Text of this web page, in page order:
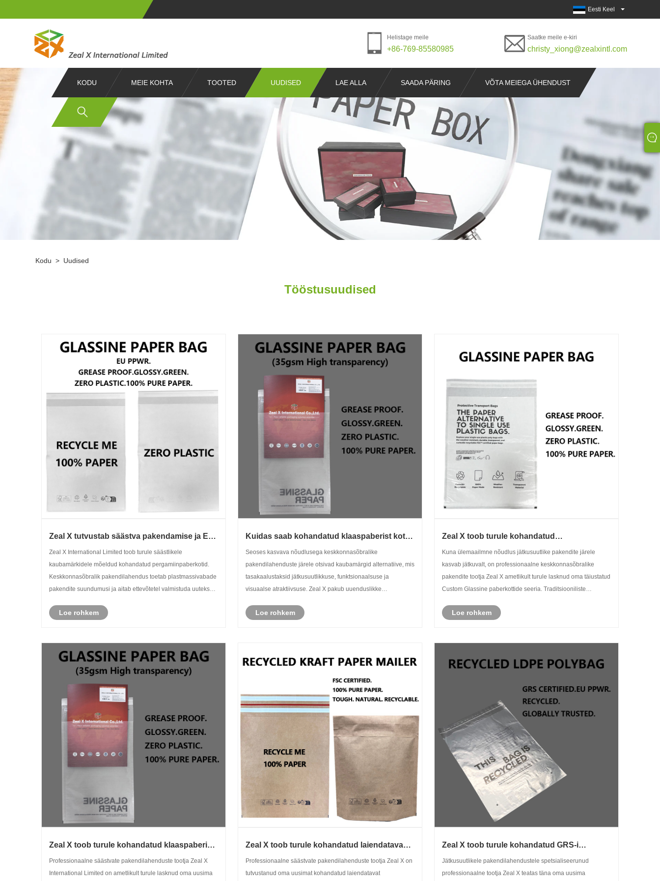
Eesti Keel
Helistage meile
+86-769-85580985
Saatke meile e-kiri
christy_xiong@zealxintl.com
KODU MEIE KOHTA TOOTED UUDISED LAE ALLA SAADA PÄRING VÕTA MEIEGA ÜHENDUST
Kodu > Uudised
Tööstusuudised
Zeal X tutvustab säästva pakendamise ja ELi
klaaspaberkotte
Zeal X International Limited toob turule säästlikele
kaubamärkidele mõeldud kohandatud pergamiinpaberkotid.
Keskkonnasõbralik pakendilahendus toetab plastmassivabade
pakendite suundumusi ja aitab ettevõtetel valmistuda uuteks
Loe rohkem
Kuidas saab kohandatud klaaspaberist kott
moodsaid moebrände
Seoses kasvava nõudlusega keskkonnasõbralike
pakendilahenduste järele otsivad kaubamärgid alternatiive, mis
tasakaalustaksid jätkusuutlikkuse, funktsionaalsuse ja
visuaalse atraktiivsuse. Zeal X pakub uuenduslikke
ettevõtetele ja selle kohandatud kla......
Loe rohkem
Zeal X toob turule kohandatud
kaubamärkidel ühekordselt kasutatavaid
plastpakendeid asendada
Kuna ülemaailmne nõudlus jätkusuutlike pakendite järele
kasvab jätkuvalt, on professionaalne keskkonnasõbralike
pakendite tootja Zeal X ametlikult turule lasknud oma täiustatud
Custom Glassine paberkottide seeria. Traditsiooniliste
ühendab e......
Loe rohkem
Zeal X toob turule kohandatud klaaspaberist
nõudlusele jätkusuutlike plastivabade
pakendite järele
Professionaalne säästvate pakendilahenduste tootja Zeal X
International Limited on ametlikult turule lasknud oma uusima
Zeal X toob turule kohandatud laiendatavad
jätkusuutlike e-kaubanduse
saatmislahenduste jaoks
Professionaalne säästvate pakendilahenduste tootja Zeal X on
tutvustanud oma uusimat kohandatud laiendatavat
Zeal X toob turule kohandatud GRS-i
säästvat rõivaste ja e-kaubanduse pakendeid
kogu maailmas
Jätkusuutlikele pakendilahendustele spetsialiseerunud
professionaalne tootja Zeal X teatas täna oma uusima